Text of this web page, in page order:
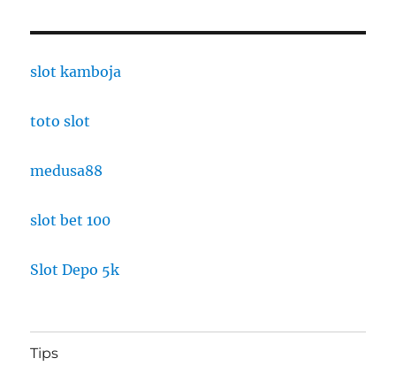
slot kamboja
toto slot
medusa88
slot bet 100
Slot Depo 5k
Tips